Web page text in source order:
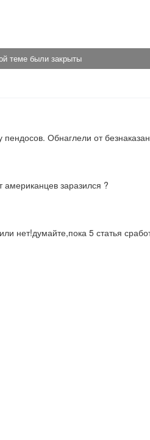
теме были закрыты
Обнаглели от
заразился ?
нет!думайте,пока 5 статья